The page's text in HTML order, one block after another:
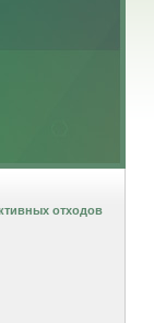
отходов